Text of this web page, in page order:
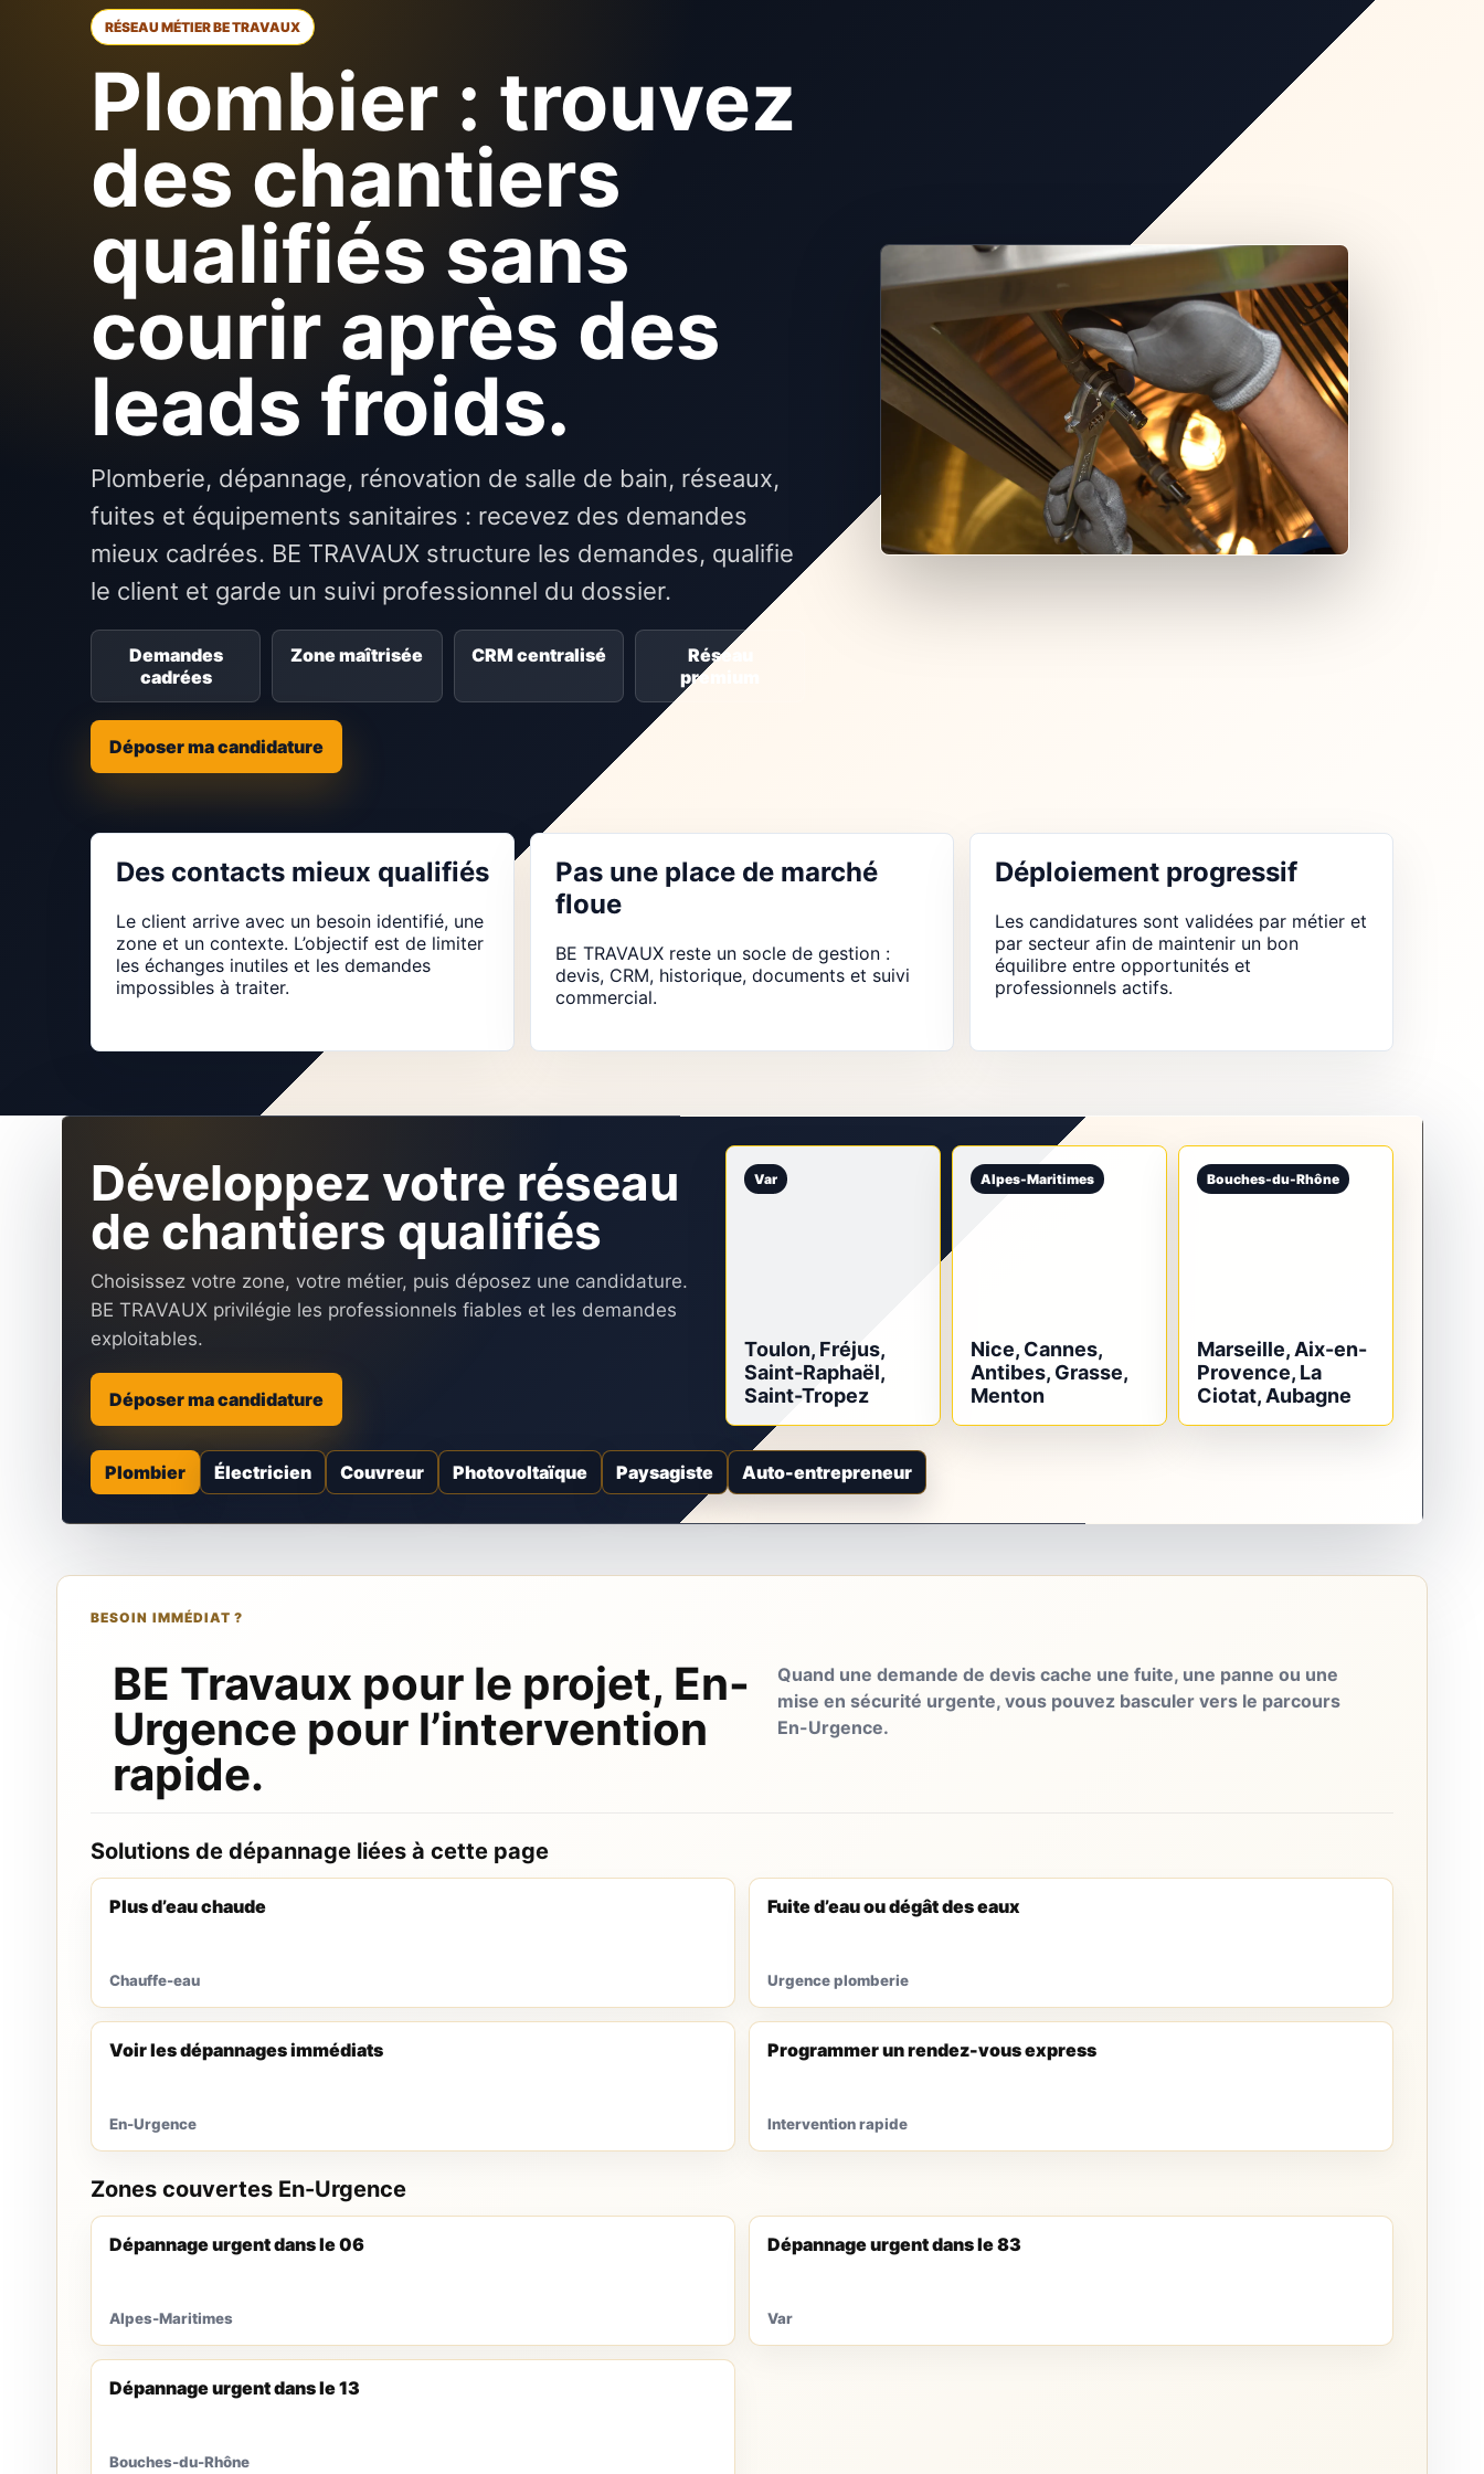
RÉSEAU MÉTIER BE TRAVAUX
Plombier : trouvez
des chantiers
qualifiés sans
courir après des
leads froids.
Plomberie, dépannage, rénovation de salle de bain, réseaux,
fuites et équipements sanitaires : recevez des demandes
mieux cadrées. BE TRAVAUX structure les demandes, qualifie
le client et garde un suivi professionnel du dossier.
Demandes
cadrées
Zone maîtrisée CRM centralisé
Réseau
premium
Déposer ma candidature
Des contacts mieux qualifiés
Le client arrive avec un besoin identifié, une
zone et un contexte. L’objectif est de limiter
les échanges inutiles et les demandes
impossibles à traiter.
Pas une place de marché
floue
BE TRAVAUX reste un socle de gestion :
devis, CRM, historique, documents et suivi
commercial.
Déploiement progressif
Les candidatures sont validées par métier et
par secteur afin de maintenir un bon
équilibre entre opportunités et
professionnels actifs.
Développez votre réseau
de chantiers qualifiés
Choisissez votre zone, votre métier, puis déposez une candidature.
BE TRAVAUX privilégie les professionnels fiables et les demandes
exploitables.
Déposer ma candidature
Var
Toulon, Fréjus,
Saint-Raphaël,
Saint-Tropez
Alpes-Maritimes
Nice, Cannes,
Antibes, Grasse,
Menton
Bouches-du-Rhône
Marseille, Aix-en-
Provence, La
Ciotat, Aubagne
Plombier Électricien Couvreur Photovoltaïque Paysagiste Auto-entrepreneur
BESOIN IMMÉDIAT ?
BE Travaux pour le projet, En-
Urgence pour l’intervention
rapide.
Quand une demande de devis cache une fuite, une panne ou une
mise en sécurité urgente, vous pouvez basculer vers le parcours
En-Urgence.
Solutions de dépannage liées à cette page
Plus d’eau chaude
Chauffe-eau
Fuite d’eau ou dégât des eaux
Urgence plomberie
Voir les dépannages immédiats
En-Urgence
Programmer un rendez-vous express
Intervention rapide
Zones couvertes En-Urgence
Dépannage urgent dans le 06
Alpes-Maritimes
Dépannage urgent dans le 83
Var
Dépannage urgent dans le 13
Bouches-du-Rhône